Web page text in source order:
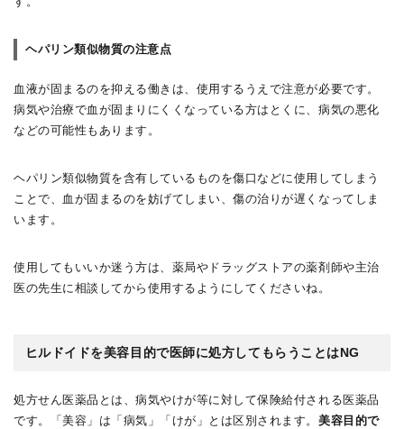
ヘパリン類似物質の注意点
血液が固まるのを抑える働きは、使用するうえで注意が必要です。
病気や治療で血が固まりにくくなっている方はとくに、病気の悪化
などの可能性もあります。
ヘパリン類似物質を含有しているものを傷口などに使用してしまう
ことで、血が固まるのを妨げてしまい、傷の治りが遅くなってしま
います。
使用してもいいか迷う方は、薬局やドラッグストアの薬剤師や主治
医の先生に相談してから使用するようにしてくださいね。
ヒルドイドを美容目的で医師に処方してもらうことはNG
処方せん医薬品とは、病気やけが等に対して保険給付される医薬品
です。「美容」は「病気」「けが」とは区別されます。 美容目的で